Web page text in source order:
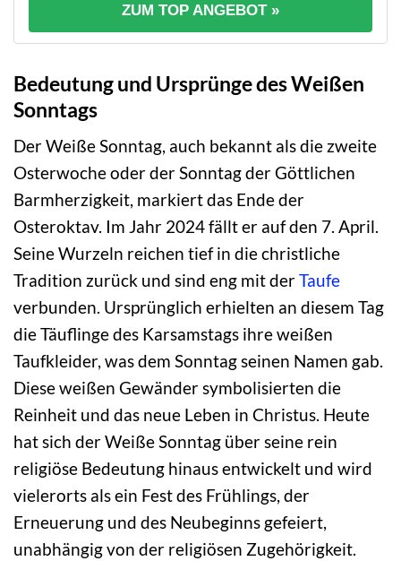
ZUM TOP ANGEBOT »
Bedeutung und Ursprünge des Weißen
Sonntags
Der Weiße Sonntag, auch bekannt als die zweite
Osterwoche oder der Sonntag der Göttlichen
Barmherzigkeit, markiert das Ende der
Osteroktav. Im Jahr 2024 fällt er auf den 7. April.
Seine Wurzeln reichen tief in die christliche
Tradition zurück und sind eng mit derTaufe
verbunden. Ursprünglich erhielten an diesem Tag
die Täuflinge des Karsamstags ihre weißen
Taufkleider, was dem Sonntag seinen Namen gab.
Diese weißen Gewänder symbolisierten die
Reinheit und das neue Leben in Christus. Heute
hat sich der Weiße Sonntag über seine rein
religiöse Bedeutung hinaus entwickelt und wird
vielerorts als ein Fest des Frühlings, der
Erneuerung und des Neubeginns gefeiert,
unabhängig von der religiösen Zugehörigkeit.